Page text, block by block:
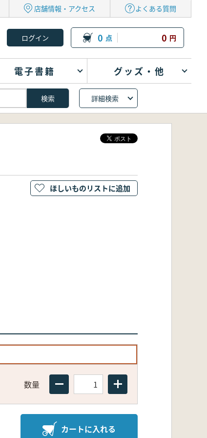
店舗情報・アクセス よくある質問
0 点 0 円
電子書籍 グッズ・他
詳細検索
数量
カートに入れる
ほしいものリストに追加